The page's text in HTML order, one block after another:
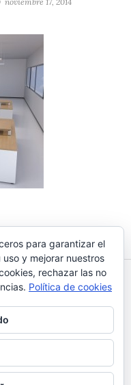
para garantizar el
y mejorar nuestros
rechazar las no
Política de cookies